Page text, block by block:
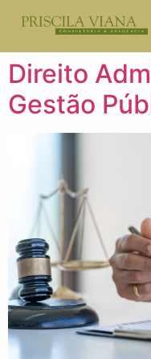
Direito
Gestão